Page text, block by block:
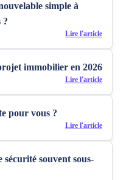
crédit immobilier, mise en
votre réactivité dans la
simple à
?
Lire l'article
immobilier en 2026
Lire l'article
pour vous ?
Lire l'article
souvent sous-